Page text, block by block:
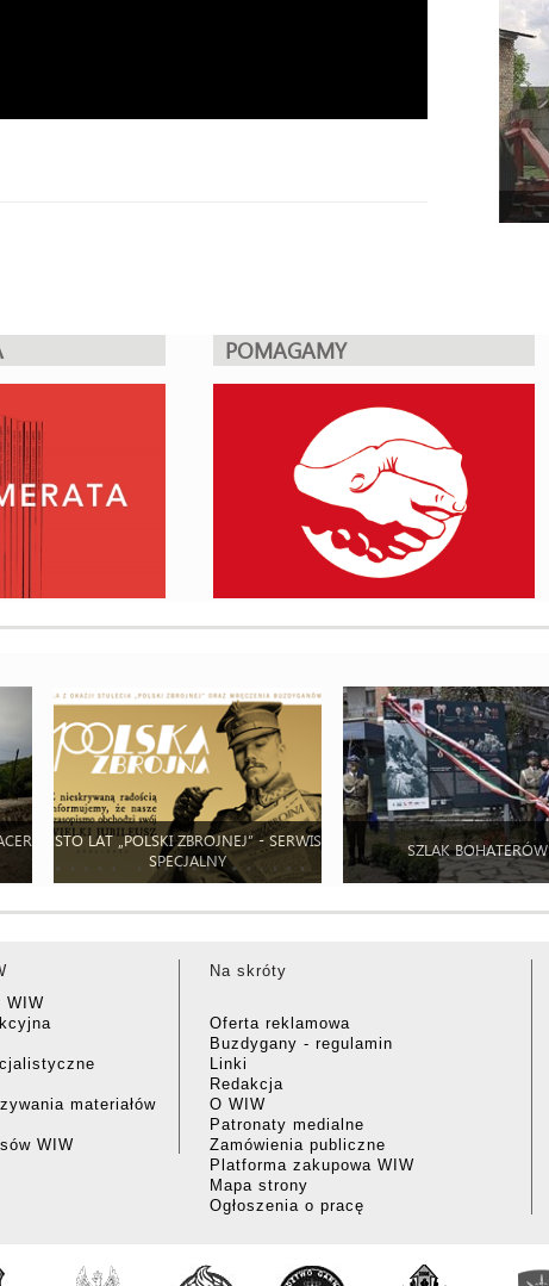
POMAGAMY
STO LAT „POLSKI ZBROJNEJ” - SERWIS
SPECJALNY
SZLAK BOHATERÓW
WIW
materiałów
WIW
Na skróty
Oferta reklamowa
Buzdygany - regulamin
Linki
Redakcja
O WIW
Patronaty medialne
Zamówienia publiczne
Platforma zakupowa WIW
Mapa strony
Ogłoszenia o pracę